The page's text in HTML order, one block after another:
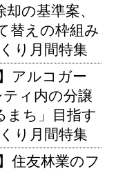
の基準案、
替えの枠組み
り月間特集
アルコガー
ィ内の分譲
まち」目指す
り月間特集
住友林業のフ